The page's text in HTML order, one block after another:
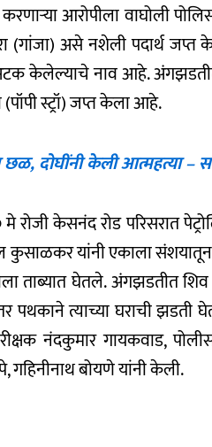
आरोपीला वाघोली
(गांजा) असे नशेली पदार्थ
केलेल्याचे नाव आहे.
स्ट्रॉ) जप्त केला आहे.
दोघींनी केली आत्महत्या –
रोजी केसनंद रोड परिसरात
यांनी एकाला संशयातून
ताब्यात घेतले. अंगझडतीत
त्याच्या घराची झडती
नंदकुमार गायकवाड,
गहिनीनाथ बोयणे यांनी केली.